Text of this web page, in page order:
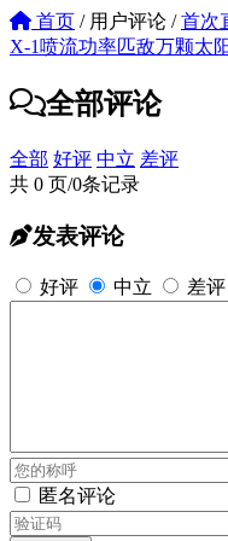
首页 /用户评论 / 首次
X-1喷流功率匹敌万颗太
全部评论
全部 好评 中立 差评
共 0 页/0条记录
发表评论
好评 中立 差评
匿名评论